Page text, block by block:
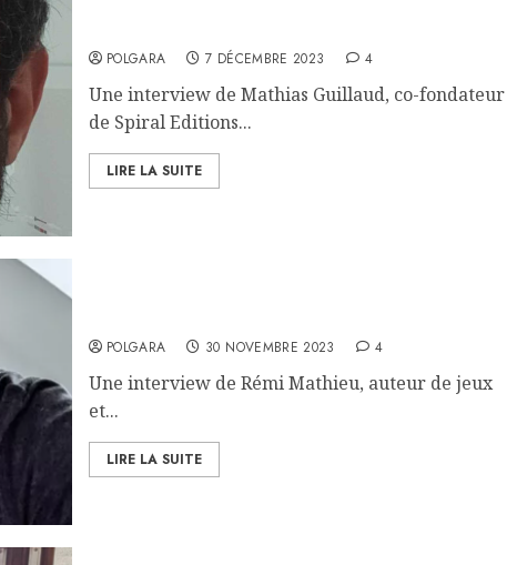
POLGARA 7 DÉCEMBRE 2023 4
Une interview de Mathias Guillaud, co-fondateur
de Spiral Editions...
LIRE LA SUITE
POLGARA 30 NOVEMBRE 2023 4
Une interview de Rémi Mathieu, auteur de jeux
et...
LIRE LA SUITE